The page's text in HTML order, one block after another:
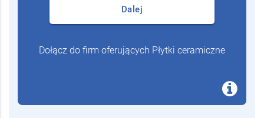
Oferty są darmowe i niezobowiązujące
Dalej
Dołącz do firm oferujących Płytki ceramiczne